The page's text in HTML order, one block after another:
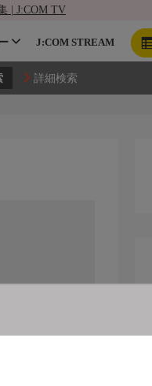
| J:COM TV
J:COM STREAM
詳細検索